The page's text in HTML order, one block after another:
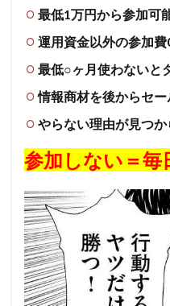
最低1万円から参加可
運用資金以外の参加費
最低○ヶ月使わないと
情報商材を後からセ
やらない理由が見つか
参加しない＝毎